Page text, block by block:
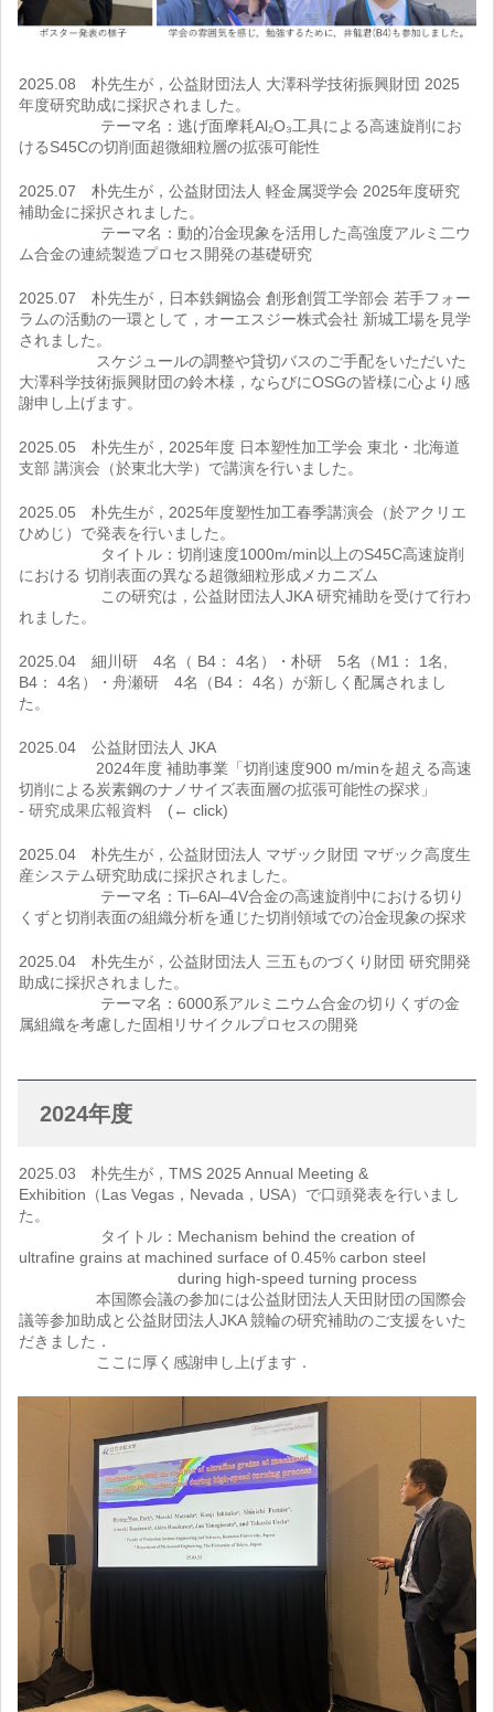
2025.08 朴先生が，公益財団法人 大澤科学技術振興財団 2025
年度研究助成に採択されました。
テーマ名：逃げ面摩耗Al₂O₃工具による高速旋削にお
けるS45Cの切削面超微細粒層の拡張可能性
2025.07 朴先生が，公益財団法人 軽金属奨学会 2025年度研究
補助金に採択されました。
テーマ名：動的冶金現象を活用した高強度アルミ二ウ
ム合金の連続製造プロセス開発の基礎研究
2025.07 朴先生が，日本鉄鋼協会 創形創質工学部会 若手フォー
ラムの活動の一環として，オーエスジー株式会社 新城工場を見学
されました。
スケジュールの調整や貸切バスのご手配をいただいた
大澤科学技術振興財団の鈴木様，ならびにOSGの皆様に心より感
謝申し上げます。
2025.05 朴先生が，2025年度 日本塑性加工学会 東北・北海道
支部 講演会（於東北大学）で講演を行いました。
2025.05 朴先生が，2025年度塑性加工春季講演会（於アクリエ
ひめじ）で発表を行いました。
タイトル：切削速度1000m/min以上のS45C高速旋削
における 切削表面の異なる超微細粒形成メカニズム
この研究は，公益財団法人JKA 研究補助を受けて行わ
れました。
2025.04 細川研 4名（ B4： 4名）・朴研 5名（M1： 1名,
B4： 4名）・舟瀬研 4名（B4： 4名）が新しく配属されまし
た。
2025.04 公益財団法人 JKA
2024年度 補助事業「切削速度900 m/minを超える高速
切削による炭素鋼のナノサイズ表面層の拡張可能性の探求」
-研究成果広報資料 (← click)
2025.04 朴先生が，公益財団法人 マザック財団 マザック高度生
産システム研究助成に採択されました。
テーマ名：Ti–6Al–4V合金の高速旋削中における切り
くずと切削表面の組織分析を通じた切削領域での冶金現象の探求
2025.04 朴先生が，公益財団法人 三五ものづくり財団 研究開発
助成に採択されました。
テーマ名：6000系アルミニウム合金の切りくずの金
属組織を考慮した固相リサイクルプロセスの開発
2024年度
2025.03 朴先生が，TMS 2025 Annual Meeting &
Exhibition（Las Vegas，Nevada，USA）で口頭発表を行いまし
た。
タイトル：Mechanism behind the creation of
ultrafine grains at machined surface of 0.45% carbon steel
during high-speed turning process
本国際会議の参加には公益財団法人天田財団の国際会
議等参加助成と公益財団法人JKA 競輪の研究補助のご支援をいた
だきました．
ここに厚く感謝申し上げます．